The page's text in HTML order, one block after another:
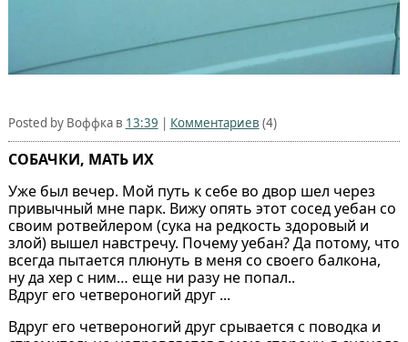
Posted by Воффка в 13:39 | Комментариев (4)
СОБАЧКИ, МАТЬ ИХ
Уже был вечер. Мой путь к себе во двор шел через
привычный мне парк. Вижу опять этот сосед уебан со
своим ротвейлером (сука на редкость здоровый и
злой) вышел навстречу. Почему уебан? Да потому, что
всегда пытается плюнуть в меня со своего балкона,
ну да хер с ним… еще ни разу не попал..
Вдруг его четвероногий друг ...
Вдруг его четвероногий друг срывается с поводка и